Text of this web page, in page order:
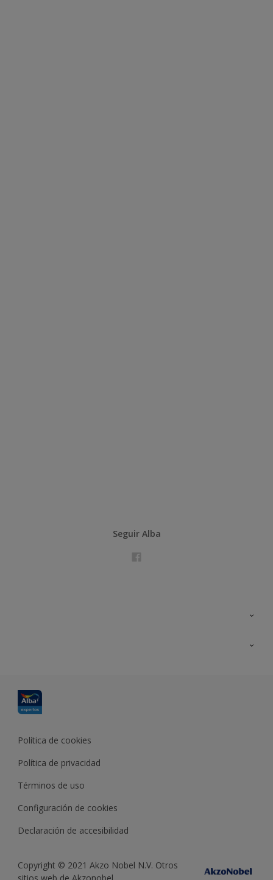
Seguir Alba
Política de cookies
Política de privacidad
Términos de uso
Configuración de cookies
Declaración de accesibilidad
Copyright © 2021 Akzo Nobel N.V. Otros
sitios web de Akzonobel